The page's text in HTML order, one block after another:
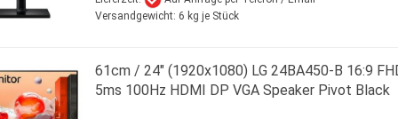
Versandgewicht: 6 kg je Stück
61cm / 24" (1920x1080) LG 24BA450-B 16:9
5ms 100Hz HDMI DP VGA Speaker Pivot Black